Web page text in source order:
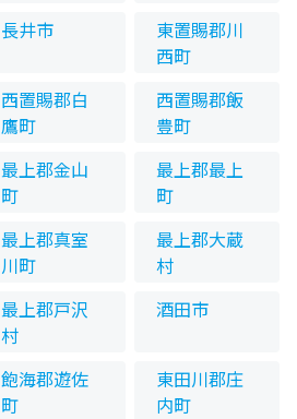
長井市
東置賜郡川
西町
西置賜郡白
鷹町
西置賜郡飯
豊町
最上郡金山
町
最上郡最上
町
最上郡真室
川町
最上郡大蔵
村
最上郡戸沢
村
酒田市
飽海郡遊佐
町
東田川郡庄
内町